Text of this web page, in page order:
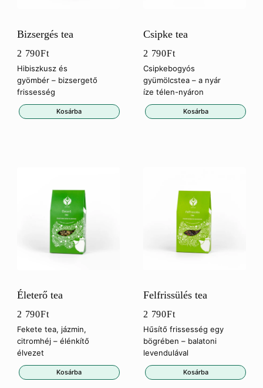
Bizsergés tea
2 790Ft
Hibiszkusz és
gyömbér – bizsergető
frissesség
Kosárba
Csipke tea
2 790Ft
Csipkebogyós
gyümölcstea – a nyár
íze télen-nyáron
Kosárba
Életerő tea
2 790Ft
Fekete tea, jázmin,
citromhéj – élénkítő
élvezet
Kosárba
Felfrissülés tea
2 790Ft
Hűsítő frissesség egy
bögrében – balatoni
levendulával
Kosárba